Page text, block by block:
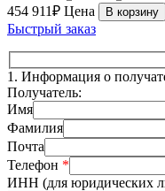
454 911₽ Цена В корзину
Быстрый заказ
1. Информация о
Получатель:
Имя
Фамилия
Почта
Телефон *
ИНН (для юридических